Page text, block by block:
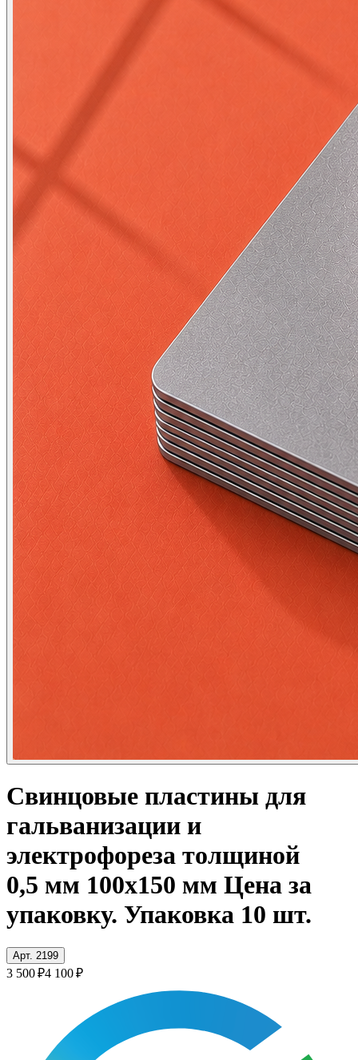
Свинцовые пластины для
гальванизации и
электрофореза толщиной
0,5 мм 100x150 мм Цена за
упаковку. Упаковка 10 шт.
Арт. 2199
3 500 ₽4 100 ₽